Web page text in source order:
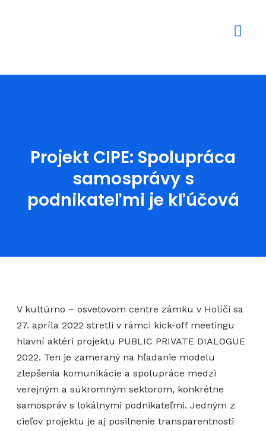
Projekt CIPE: Spolupráca
samosprávy s
podnikateľmi je kľúčová
V kultúrno – osvetovom centre zámku v Holíči sa
27. apríla 2022 stretli v rámci kick-off meetingu
hlavní aktéri projektu PUBLIC PRIVATE DIALOGUE
2022. Ten je zameraný na hľadanie modelu
zlepšenia komunikácie a spolupráce medzi
verejným a súkromným sektorom, konkrétne
samospráv s lokálnymi podnikateľmi. Jedným z
cieľov projektu je aj posilnenie transparentnosti